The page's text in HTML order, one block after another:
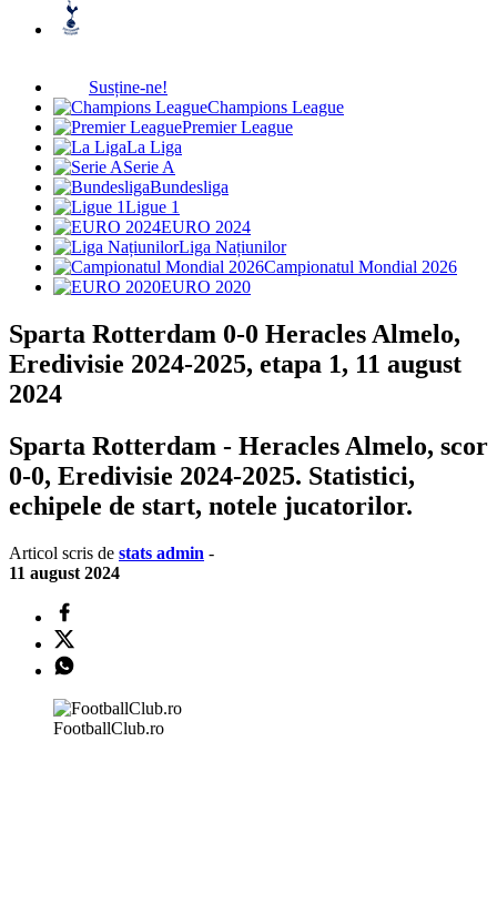
Susține-ne!
Champions League
Premier League
La Liga
Serie A
Bundesliga
Ligue 1
EURO 2024
Liga Națiunilor
Campionatul Mondial 2026
EURO 2020
Sparta Rotterdam 0-0 Heracles Almelo,
Eredivisie 2024-2025, etapa 1, 11 august
2024
Sparta Rotterdam - Heracles Almelo, scor
0-0, Eredivisie 2024-2025. Statistici,
echipele de start, notele jucatorilor.
Articol scris de stats admin -
11 august 2024
FootballClub.ro